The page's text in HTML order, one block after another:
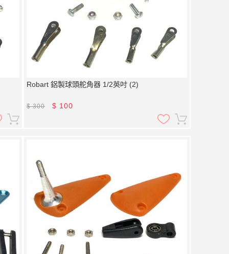
Robart 鋁製球頭舵角器 1/2英吋 (2)
$300 $ 100